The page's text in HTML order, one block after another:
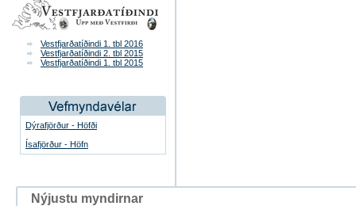
Vestfjarðatíðindi 1. tbl 2016
Vestfjarðatíðindi 2. tbl 2015
Vestfjarðatíðindi 1. tbl 2015
Dýrafjörður - Höfði
Ísafjörður - Höfn
Nýjustu myndirnar